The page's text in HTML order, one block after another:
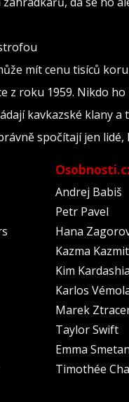
mít cenu tisíců
z roku 1959. Nikdo
kavkazské klany a
spočítají jen
Andrej Babiš
Petr Pavel
Hana
Kazma
Kim
Karlos
Marek
Taylor Swift
Emma
Timothée